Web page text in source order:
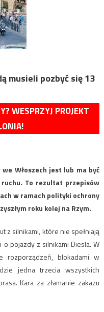
musieli pozbyć się 13
WESPRZYJ PROJEKT
Włoszech jest lub ma być
To rezultat przepisów
w ramach polityki ochrony
roku kolej na Rzym.
z silnikami, które nie spełniają
pojazdy z silnikami Diesla. W
rozporządzeń, blokadami w
jedna trzecia wszystkich
Kara za złamanie zakazu